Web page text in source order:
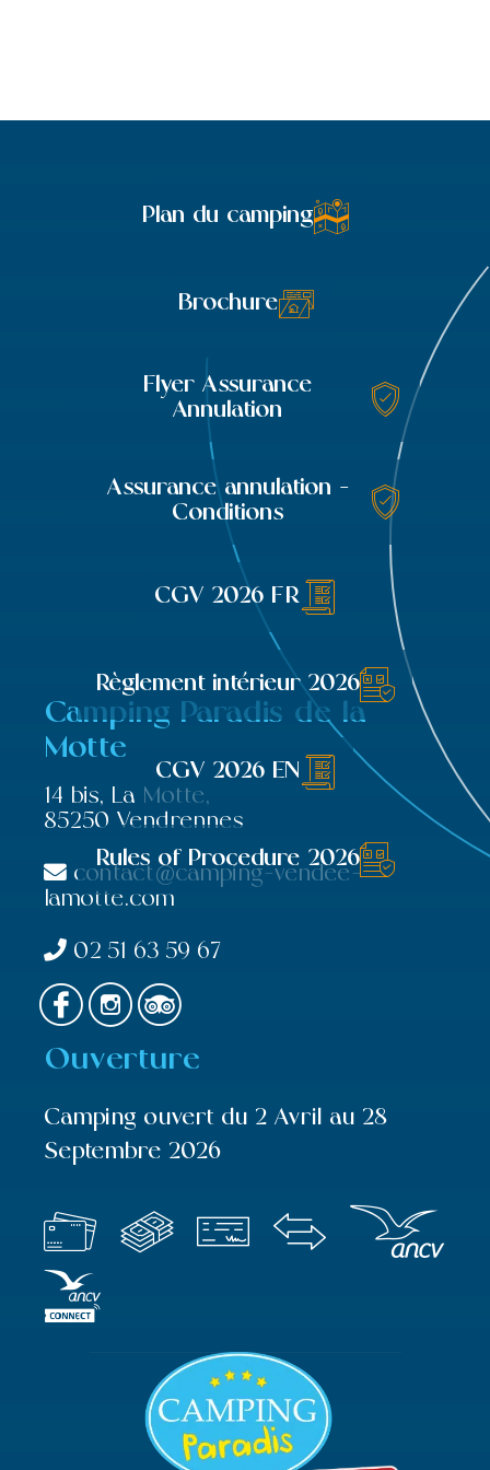
Plan du camping
Brochure
Flyer Assurance
Annulation
Assurance annulation -
Conditions
CGV 2026 FR
Règlement intérieur 2026
CGV 2026 EN
Rules of Procedure 2026
Camping Paradis de la
Motte
14 bis, La Motte,
85250 Vendrennes
contact@camping-vendee-
lamotte.com
02 51 63 59 67
Ouverture
Camping ouvert du 2 Avril au 28
Septembre 2026